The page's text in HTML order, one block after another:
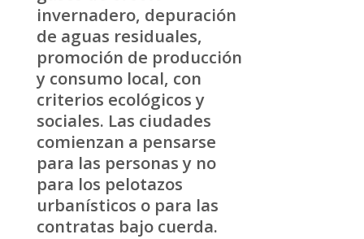
invernadero, depuración
de aguas residuales,
promoción de producción
y consumo local, con
criterios ecológicos y
sociales. Las ciudades
comienzan a pensarse
para las personas y no
para los pelotazos
urbanísticos o para las
contratas bajo cuerda.